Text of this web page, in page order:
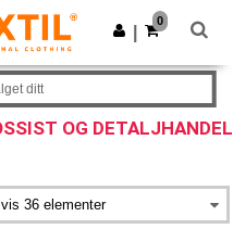
Last ned app
0
OG DETALJHANDEL
ditt